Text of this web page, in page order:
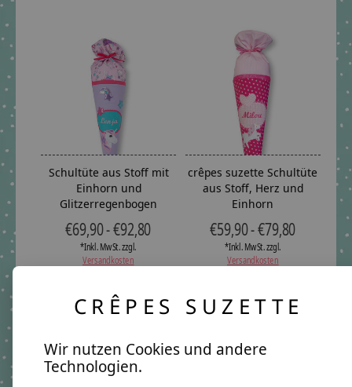
Schultüte aus Stoff mit
Einhorn und
Glitzerregenbogen
€69,90 - €92,80
*Inkl. MwSt. zzgl.
Versandkosten
crêpes suzette Schultüte
aus Stoff, Herz und
Einhorn
€59,90 - €79,80
*Inkl. MwSt. zzgl.
Versandkosten
CRÊPES SUZETTE
Wir nutzen Cookies und andere
Technologien.